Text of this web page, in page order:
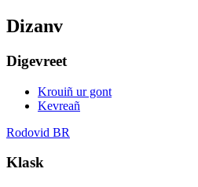
Dizanv
Digevreet
Krouiñ ur gont
Kevreañ
Rodovid BR
Klask